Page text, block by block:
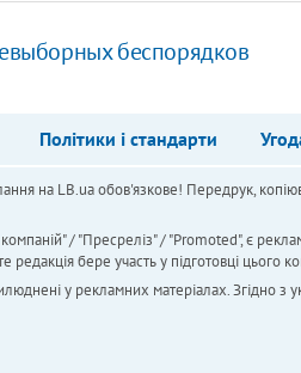
беспорядков
Політики і стандарти
на LB.ua обов'язкове! Передрук,
/ "Пресреліз" / "Promoted", є
бере участь у підготовці цього
у рекламних матеріалах. Згідно